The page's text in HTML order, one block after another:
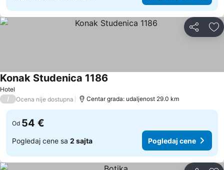
Deli
Hotel
Konak Studenica 1186
/ Ocena nije dostupna Centar grada: udaljenost 29.0 km
Od 54 €
Pogledaj cene sa 2 sajta Pogledaj cene